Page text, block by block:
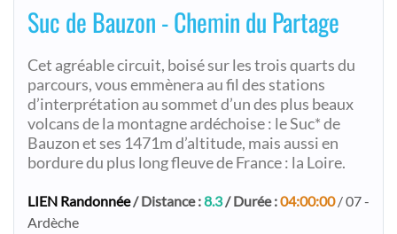
Suc de Bauzon - Chemin du Partage
Cet agréable circuit, boisé sur les trois quarts du
parcours, vous emmènera au fil des stations
d’interprétation au sommet d’un des plus beaux
volcans de la montagne ardéchoise : le Suc* de
Bauzon et ses 1471m d’altitude, mais aussi en
bordure du plus long fleuve de France : la Loire.
LIEN Randonnée/ Distance :8.3/ Durée :04:00:00/ 07 -
Ardèche